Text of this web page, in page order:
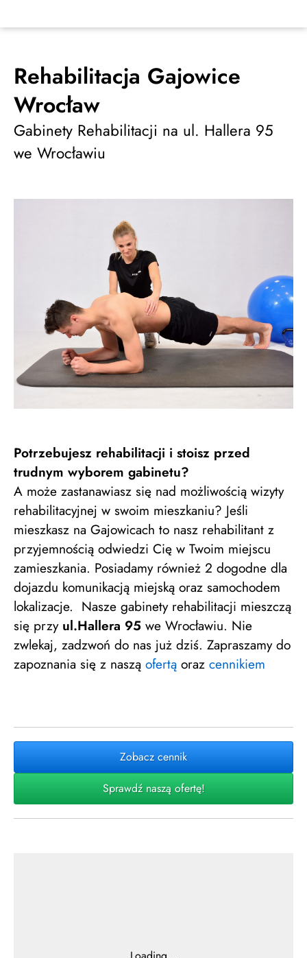
Rehabilitacja Gajowice
Wrocław
Gabinety Rehabilitacji na ul. Hallera 95
we Wrocławiu
Potrzebujesz rehabilitacji i stoisz przed
trudnym wyborem gabinetu?
A może zastanawiasz się nad możliwością wizyty
rehabilitacyjnej w swoim mieszkaniu? Jeśli
mieszkasz na Gajowicach to nasz rehabilitant z
przyjemnością odwiedzi Cię w Twoim miejscu
zamieszkania. Posiadamy również 2 dogodne dla
dojazdu komunikacją miejską oraz samochodem
lokalizacje. Nasze gabinety rehabilitacji mieszczą
się przy ul.Hallera 95 we Wrocławiu. Nie
zwlekaj, zadzwoń do nas już dziś. Zapraszamy do
zapoznania się z naszą ofertą oraz cennikiem
Zobacz cennik
Sprawdź naszą ofertę!